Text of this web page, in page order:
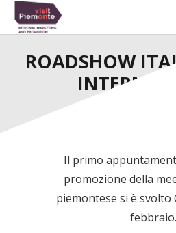
ROADSHOW
Il primo
promozione della
piemontese si è svolto
febbraio.